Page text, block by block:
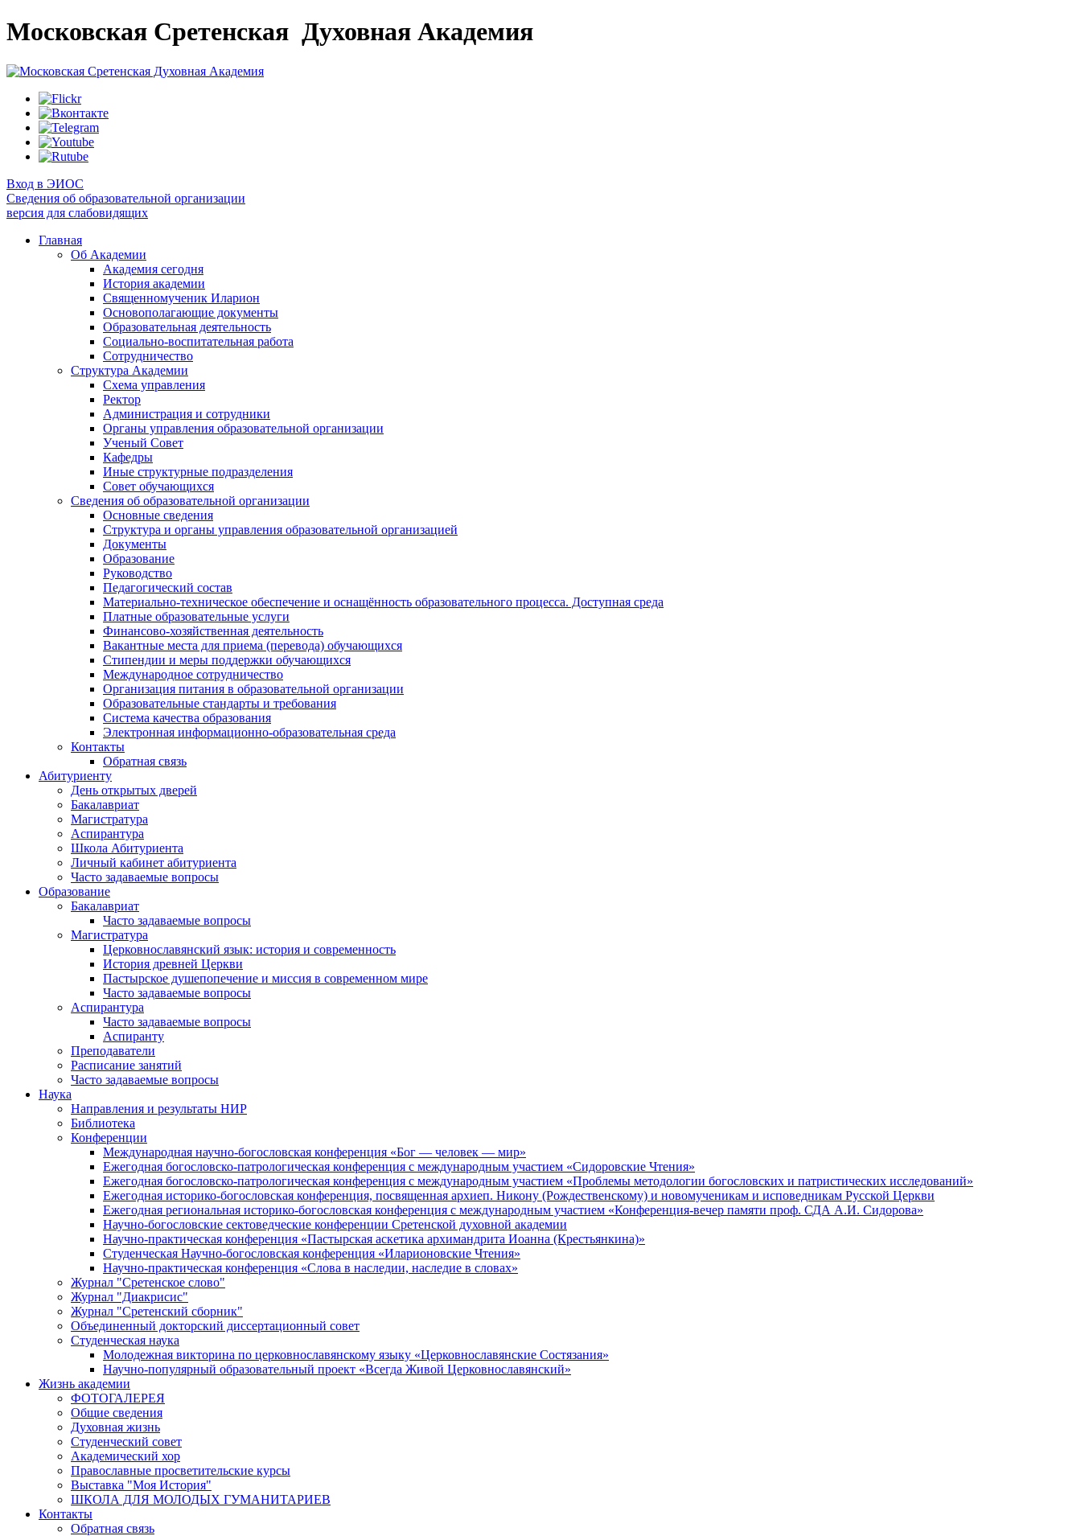
Московская Сретенская Духовная Академия
Вход в ЭИОС
Сведения об образовательной организации
версия для слабовидящих
Главная
Об Академии
Академия сегодня
История академии
Священномученик Иларион
Основополагающие документы
Образовательная деятельность
Социально-воспитательная работа
Сотрудничество
Структура Академии
Схема управления
Ректор
Администрация и сотрудники
Органы управления образовательной организации
Ученый Совет
Кафедры
Иные структурные подразделения
Совет обучающихся
Сведения об образовательной организации
Основные сведения
Структура и органы управления образовательной организацией
Документы
Образование
Руководство
Педагогический состав
Материально-техническое обеспечение и оснащённость образовательного процесса. Доступная среда
Платные образовательные услуги
Финансово-хозяйственная деятельность
Вакантные места для приема (перевода) обучающихся
Стипендии и меры поддержки обучающихся
Международное сотрудничество
Организация питания в образовательной организации
Образовательные стандарты и требования
Система качества образования
Электронная информационно-образовательная среда
Контакты
Обратная связь
Абитуриенту
День открытых дверей
Бакалавриат
Магистратура
Аспирантура
Школа Абитуриента
Личный кабинет абитуриента
Часто задаваемые вопросы
Образование
Бакалавриат
Часто задаваемые вопросы
Магистратура
Церковнославянский язык: история и современность
История древней Церкви
Пастырское душепопечение и миссия в современном мире
Часто задаваемые вопросы
Аспирантура
Часто задаваемые вопросы
Аспиранту
Преподаватели
Расписание занятий
Часто задаваемые вопросы
Наука
Направления и результаты НИР
Библиотека
Конференции
Международная научно-богословская конференция «Бог — человек — мир»
Ежегодная богословско-патрологическая конференция с международным участием «Сидоровские Чтения»
Ежегодная богословско-патрологическая конференция с международным участием «Проблемы методологии богословских и патристических исследований»
Ежегодная историко-богословская конференция, посвященная архиеп. Никону (Рождественскому) и новомученикам и исповедникам Русской Церкви
Ежегодная региональная историко-богословская конференция с международным участием «Конференция-вечер памяти проф. СДА А.И. Сидорова»
Научно-богословские сектоведческие конференции Сретенской духовной академии
Научно-практическая конференция «Пастырская аскетика архимандрита Иоанна (Крестьянкина)»
Студенческая Научно-богословская конференция «Иларионовские Чтения»
Научно-практическая конференция «Cлова в наследии, наследие в словах»
Журнал "Сретенское слово"
Журнал "Диакрисис"
Журнал "Сретенский сборник"
Объединенный докторский диссертационный совет
Студенческая наука
Молодежная викторина по церковнославянскому языку «Церковнославянские Состязания»
Научно-популярный образовательный проект «Всегда Живой Церковнославянский»
Жизнь академии
ФОТОГАЛЕРЕЯ
Общие сведения
Духовная жизнь
Студенческий совет
Академический хор
Православные просветительские курсы
Выставка "Моя История"
ШКОЛА ДЛЯ МОЛОДЫХ ГУМАНИТАРИЕВ
Контакты
Обратная связь